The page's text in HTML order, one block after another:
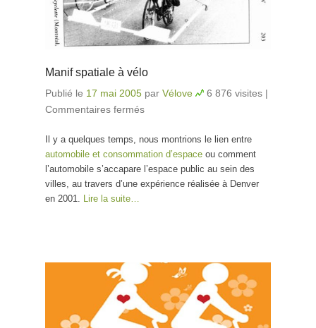
Manif spatiale à vélo
Publié le 17 mai 2005 par Vélove 6 876 visites |
Commentaires fermés
Il y a quelques temps, nous montrions le lien entre
automobile et consommation d’espace ou comment
l’automobile s’accapare l’espace public au sein des
villes, au travers d’une expérience réalisée à Denver
en 2001. Lire la suite…